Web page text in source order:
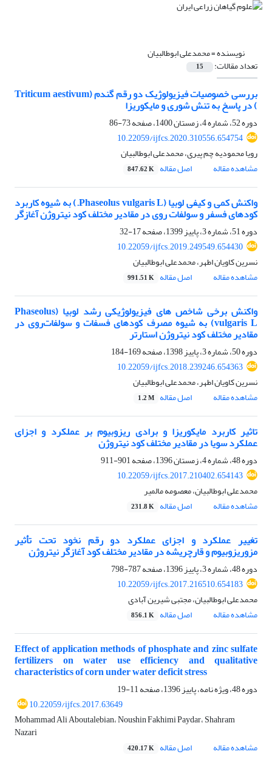
نویسنده =محمدعلی ابوطالبیان
تعداد مقالات: 15
بررسی خصوصیات فیزیولوژیک دو رقم گندم (Triticum aestivum
) در پاسخ به تنش شوری و مایکوریزا
دوره 52، شماره 4، زمستان 1400، صفحه
73-86
10.22059/ijfcs.2020.310556.654754
رویا محمودیه چم پیری، محمدعلی ابوطالبیان
مشاهده مقاله
اصل مقاله 847.62 K
واکنش کمی و کیفی لوبیا (Phaseolus vulgaris L.) به شیوه کاربرد
کودهای فسفر و سولفات روی در مقادیر مختلف کود نیتروژن آغازگر
دوره 51، شماره 3، پاییز 1399، صفحه
17-32
10.22059/ijfcs.2019.249549.654430
نسرین کاویان اطهر، محمدعلی ابوطالبیان
مشاهده مقاله
اصل مقاله 991.51 K
واکنش برخی شاخص های فیزیولوژیکی رشد لوبیا (Phaseolus
vulgaris L) به شیوه مصرف کودهای فسفات و سولفات‌روی در
مقادیر مختلف کود نیتروژن استارتر
دوره 50، شماره 3، پاییز 1398، صفحه
169-184
10.22059/ijfcs.2018.239246.654363
نسرین کاویان اطهر، محمدعلی ابوطالبیان
مشاهده مقاله
اصل مقاله 1.2 M
تاثیر کاربرد مایکوریزا و برادی ‌ریزوبیوم بر عملکرد و اجزای
عملکرد سویا در مقادیر مختلف کود نیتروژن
دوره 48، شماره 4، زمستان 1396، صفحه
901-911
10.22059/ijfcs.2017.210402.654143
محمدعلی ابوطالبیان، معصومه مالمیر
مشاهده مقاله
اصل مقاله 231.8 K
تغییر عملکرد و اجزای عملکرد دو رقم نخود تحت تأثیر
مزوریزوبیوم و قارچریشه در مقادیر مختلف کود آغازگر نیتروژن
دوره 48، شماره 3، پاییز 1396، صفحه
787-798
10.22059/ijfcs.2017.216510.654183
محمدعلی ابوطالبیان، مجتبی شیرین آبادی
مشاهده مقاله
اصل مقاله 856.1 K
Effect of application methods of phosphate and zinc sulfate
fertilizers on water use efficiency and qualitative
characteristics of corn under water deficit stress
دوره 48، ویژه نامه، پاییز 1396، صفحه
11-19
10.22059/ijfcs.2017.63649
Mohammad Ali Aboutalebian، Noushin Fakhimi Paydar، Shahram
Nazari
مشاهده مقاله
اصل مقاله 420.17 K